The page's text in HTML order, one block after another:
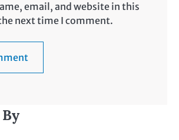
email, and website in this
next time I comment.